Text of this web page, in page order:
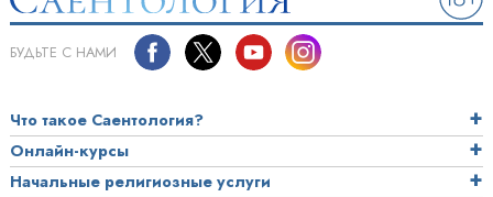
БУДЬТЕ С НАМИ
Что такое Саентология?
Онлайн-курсы
Начальные религиозные услуги